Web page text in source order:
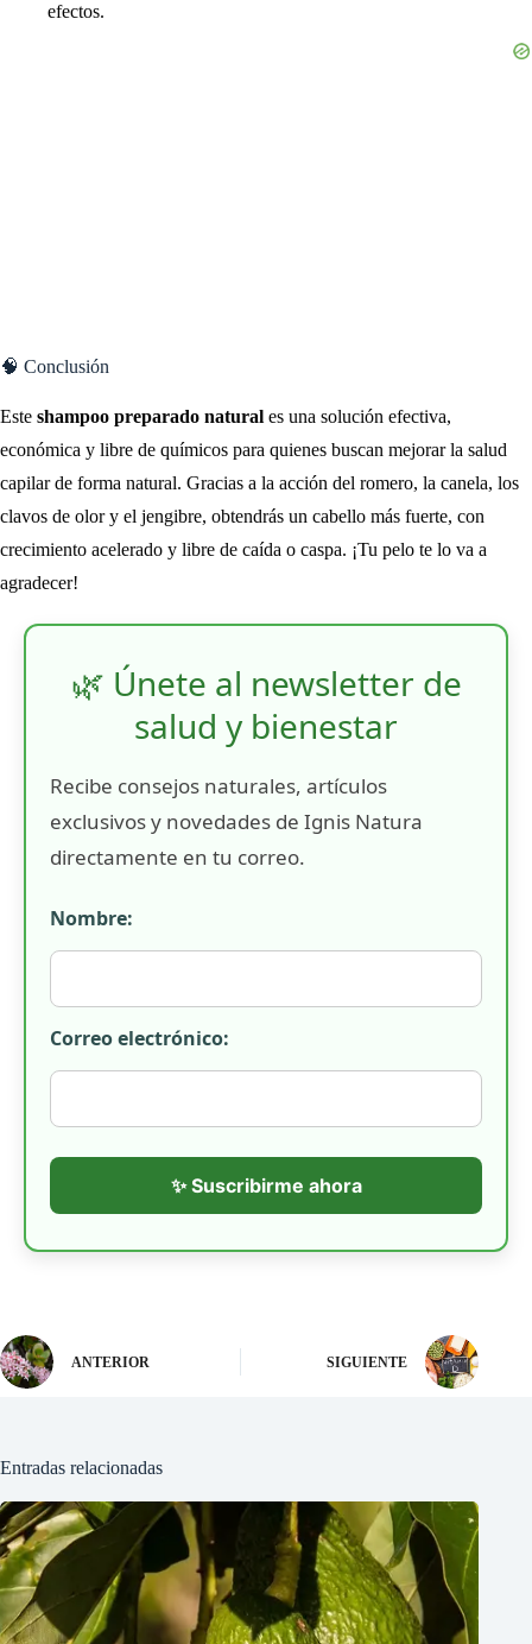
efectos.
🧠 Conclusión
Este shampoo preparado natural es una solución efectiva,
económica y libre de químicos para quienes buscan mejorar la salud
capilar de forma natural. Gracias a la acción del romero, la canela, los
clavos de olor y el jengibre, obtendrás un cabello más fuerte, con
crecimiento acelerado y libre de caída o caspa. ¡Tu pelo te lo va a
agradecer!
🌿 Únete al newsletter de
salud y bienestar
Recibe consejos naturales, artículos
exclusivos y novedades de Ignis Natura
directamente en tu correo.
Nombre:
Correo electrónico:
✨ Suscribirme ahora
ANTERIOR SIGUIENTE
Entradas relacionadas